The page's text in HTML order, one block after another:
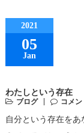
2021
05
Jan
わたしという存在
ブログ コメン
自分という存在を